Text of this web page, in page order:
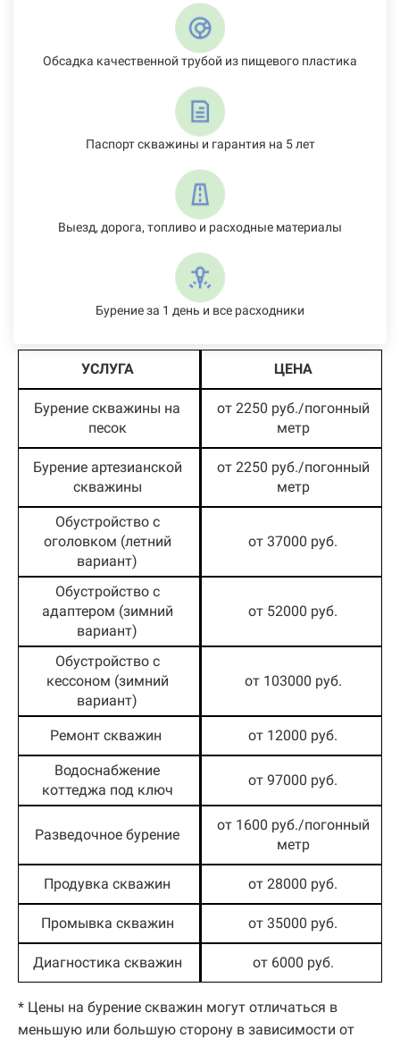
Обсадка качественной трубой из пищевого пластика
Паспорт скважины и гарантия на 5 лет
Выезд, дорога, топливо и расходные материалы
Бурение за 1 день и все расходники
УСЛУГА ЦЕНА
Бурение скважины на
песок
от 2250 руб./погонный
метр
Бурение артезианской
скважины
от 2250 руб./погонный
метр
Обустройство с
оголовком (летний
вариант)
от 37000 руб.
Обустройство с
адаптером (зимний
вариант)
от 52000 руб.
Обустройство с
кессоном (зимний
вариант)
от 103000 руб.
Ремонт скважин от 12000 руб.
Водоснабжение
коттеджа под ключ
от 97000 руб.
Разведочное бурение
от 1600 руб./погонный
метр
Продувка скважин от 28000 руб.
Промывка скважин от 35000 руб.
Диагностика скважин от 6000 руб.
* Цены на бурение скважин могут отличаться в
меньшую или большую сторону в зависимости от